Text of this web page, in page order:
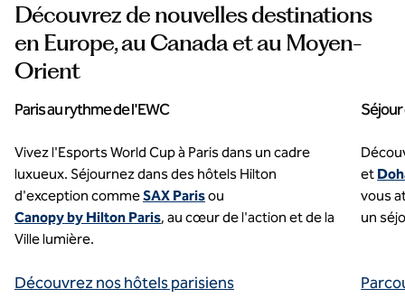
Découvrez de nouvelles destinations
en Europe, au Canada et au Moyen-
Orient
Paris au rythme de l'EWC
Vivez l'Esports World Cup à Paris dans un cadre
luxueux. Séjournez dans des hôtels Hilton
d'exception commeSAX Parisou
Canopy by Hilton Paris, au cœur de l'action et de la
Ville lumière.
Découvrez nos hôtels parisiens
et
vous
un